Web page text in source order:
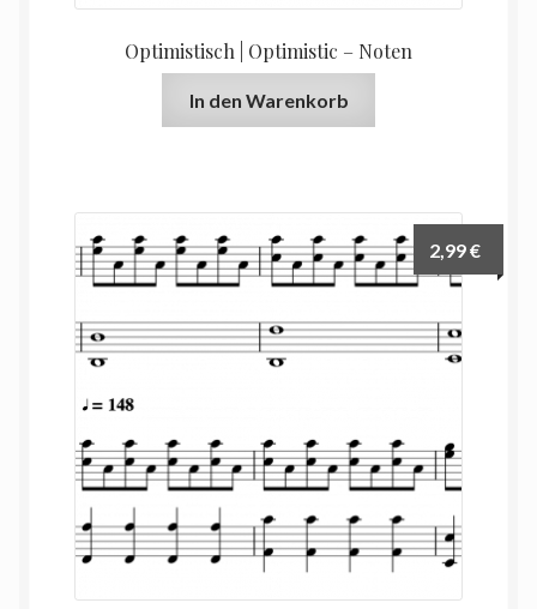
Optimistisch | Optimistic – Noten
In den Warenkorb
2,99€